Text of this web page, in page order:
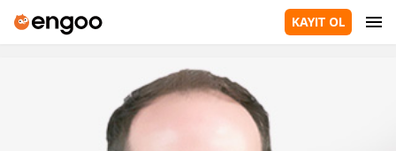
KAYIT OL